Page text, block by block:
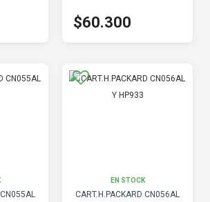
$60.300
EN STOCK
CART.H.PACKARD CN056AL